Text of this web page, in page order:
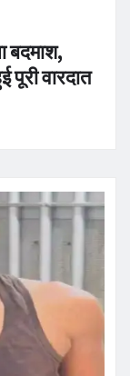
बदमाश,
पूरी वारदात